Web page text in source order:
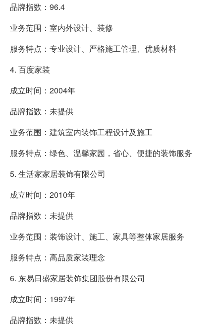
品牌指数：96.4
业务范围：室内外设计、装修
服务特点：专业设计、严格施工管理、优质材料
4. 百度家装
成立时间：2004年
品牌指数：未提供
业务范围：建筑室内装饰工程设计及施工
服务特点：绿色、温馨家园，省心、便捷的装饰服务
5. 生活家家居装饰有限公司
成立时间：2010年
品牌指数：未提供
业务范围：装饰设计、施工、家具等整体家居服务
服务特点：高品质家装理念
6. 东易日盛家居装饰集团股份有限公司
成立时间：1997年
品牌指数：未提供